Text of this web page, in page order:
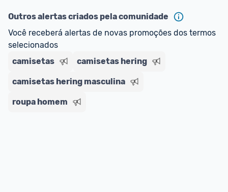
ou MercadoLíder Platinum.
E lembre-se: você sempre pode contar ajuda da
comunidade para tirar dúvidas ou acionar os
nossos Admins marcando @admin em um
Outros alertas criados pela comunidade
Você receberá alertas de novas promoções dos termos
selecionados
camisetas
camisetas hering
camisetas hering masculina
roupa homem